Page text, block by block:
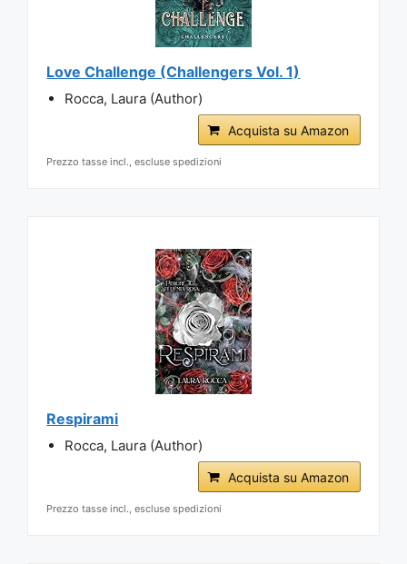
Love Challenge (Challengers Vol. 1)
Rocca, Laura (Author)
Acquista su Amazon
Prezzo tasse incl., escluse spedizioni
Respirami
Rocca, Laura (Author)
Acquista su Amazon
Prezzo tasse incl., escluse spedizioni